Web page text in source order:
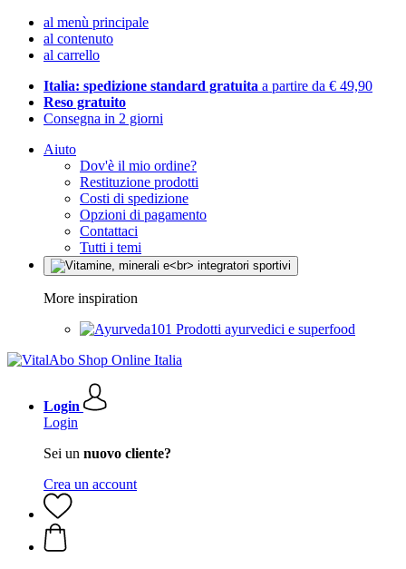
al menù principale
al contenuto
al carrello
Italia: spedizione standard gratuita a partire da € 49,90
Reso gratuito
Consegna in 2 giorni
Aiuto
Dov'è il mio ordine?
Restituzione prodotti
Costi di spedizione
Opzioni di pagamento
Contattaci
Tutti i temi
More inspiration
Prodotti ayurvedici e superfood
Login
Login
Sei un nuovo cliente?
Crea un account